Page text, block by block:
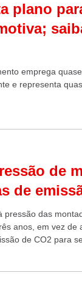
plano
emprega
e representa
de
de
pressão das
anos, em vez de
de CO2 para